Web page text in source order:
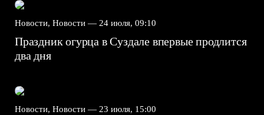
Новости, Новости — 24 июля, 09:10
Праздник огурца в Суздале впервые продлится
два дня
Новости, Новости — 23 июля, 15:00